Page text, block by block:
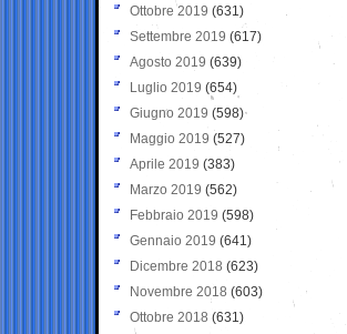
Ottobre 2019 (631)
Settembre 2019 (617)
Agosto 2019 (639)
Luglio 2019 (654)
Giugno 2019 (598)
Maggio 2019 (527)
Aprile 2019 (383)
Marzo 2019 (562)
Febbraio 2019 (598)
Gennaio 2019 (641)
Dicembre 2018 (623)
Novembre 2018 (603)
Ottobre 2018 (631)